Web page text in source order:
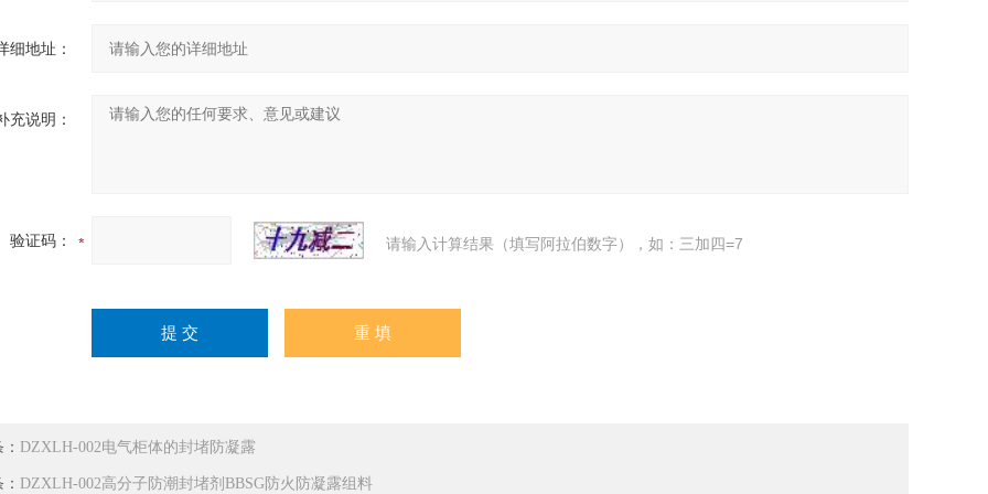
细地址：
充说明：
验证码： 请输入计算结果（填写阿拉伯数字），如：三加四=7
DZXLH-002电气柜体的封堵防凝露
DZXLH-002高分子防潮封堵剂BBSG防火防凝露组料